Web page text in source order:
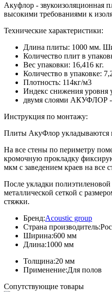
Акуфлор - звукоизоляционная
высокими требованиями к
Технические характеристики:
Длина плиты: 1000 мм.
Количество плит в
Вес упаковки: 16,416 кг.
Количество в упаковке:
Плотность: 114кг/м3
Индекс снижения уровня
двумя слоями АКУФЛОР
Инструкция по монтажу:
Плиты АкуФлор укладываются
На все стены по периметру
кромочную прокладку
мкм с заведением краев на все
После укладки
металлической сеткой с
стяжки.
Бренд:Acoustic group
Страна производитель:
Ширина:600 мм
Длина:1000 мм
Толщина:20 мм
Применение:Для полов
Сопутствующие товары